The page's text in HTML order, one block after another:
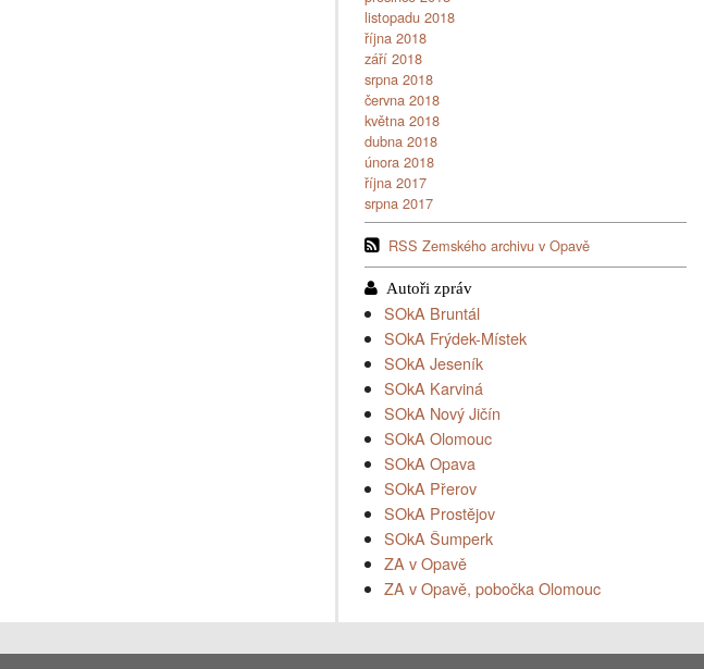
listopadu 2018
října 2018
září 2018
srpna 2018
června 2018
května 2018
dubna 2018
února 2018
října 2017
srpna 2017
RSS Zemského archivu v Opavě
SOkA Bruntál
SOkA Frýdek-Místek
SOkA Jeseník
SOkA Karviná
SOkA Nový Jičín
SOkA Olomouc
SOkA Opava
SOkA Přerov
SOkA Prostějov
SOkA Šumperk
ZA v Opavě
ZA v Opavě, pobočka Olomouc